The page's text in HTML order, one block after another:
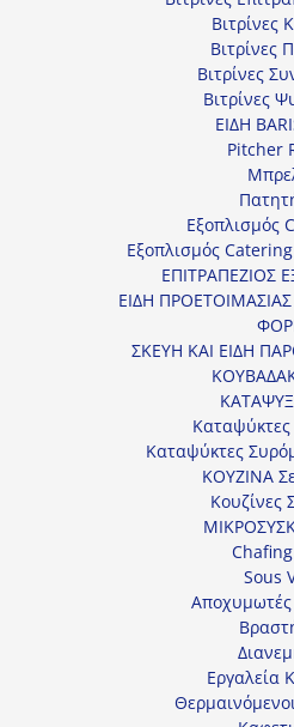
Βιτρίνες
Βιτρίνες
Βιτρίνες
Βιτρίνες
ΕΙΔΗ
Pitcher
Εξοπλισμός
Εξοπλισμός
ΕΠΙΤΡΑΠΕΖΙΟΣ
ΕΙΔΗ
ΣΚΕΥΗ ΚΑΙ ΕΙΔΗ
Καταψύκτες
ΚΟΥΖΙΝΑ
Κουζίνες
Sous
Αποχυμωτές
Εργαλεία